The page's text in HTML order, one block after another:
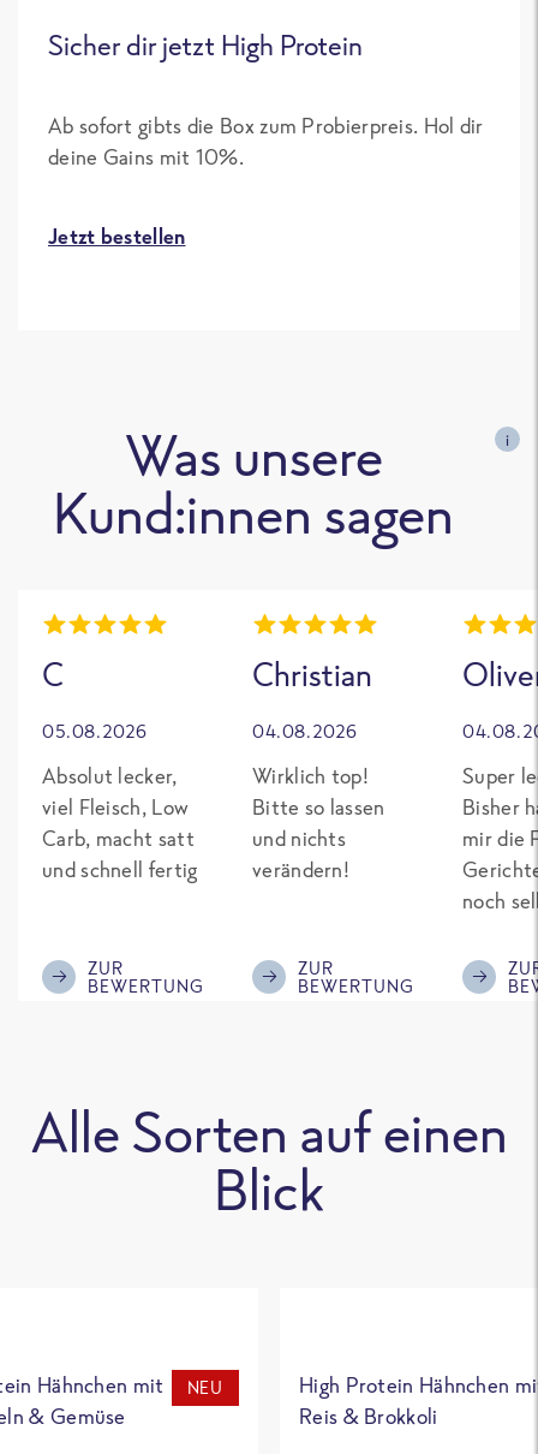
Sicher dir jetzt High Protein
Ab sofort gibts die Box zum Probierpreis. Hol dir
deine Gains mit 10%.
Jetzt bestellen
Was unsere
Kund:innen sagen
i
C
05.08.2026
Absolut lecker,
viel Fleisch, Low
Carb, macht satt
und schnell fertig
ZUR
BEWERTUNG
Christian
04.08.2026
Wirklich top!
Bitte so lassen
und nichts
verändern!
ZUR
BEWERTUNG
Super
Bisher
mir die
noch
Eiweiß.
was
Alle Sorten auf einen
Blick
Hähnchen mit
& Gemüse
NEU
High Protein Hähnchen
Reis & Brokkoli